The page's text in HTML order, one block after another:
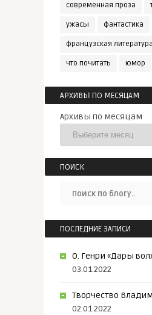
современная проза
ужасы фантастика
французская литература
что почитать юмор
АРХИВЫ ПО МЕСЯЦАМ
Архивы по месяцам
ПОИСК
ПОСЛЕДНИЕ ЗАПИСИ
О. Генри «Дары
03.01.2022
Творчество
02.01.2022